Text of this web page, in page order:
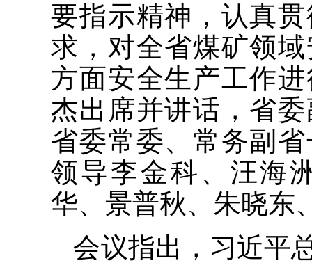
要指示精神，认真
求，对全省煤矿领
方面安全生产工作
杰出席并讲话，省
省委常委、常务副
领导李金科、汪海
华、景普秋、朱晓东
会议指出，习近平